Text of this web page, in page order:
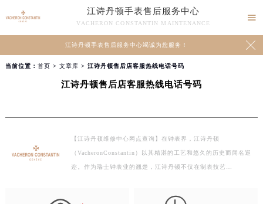
江诗丹顿手表售后服务中心
VACHERON CONSTANTIN MAINTENANCE

江诗丹顿手表售后服务中心竭诚为您服务！ 
当前位置： 首页 > 文章库 > 江诗丹顿售后店客服热线电话号码
江诗丹顿售后店客服热线电话号码
【江诗丹顿维修中心网点查询】在钟表界，江诗丹顿
（VacheronConstantin）以其精湛的工艺和悠久的历史而闻名遐
迩。作为瑞士钟表业的翘楚，江诗丹顿不仅在制表技艺…